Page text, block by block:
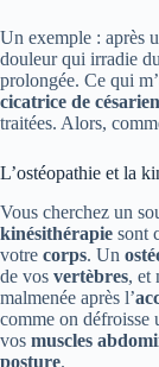
Un exemple : après
douleur qui irradie
prolongée. Ce qui
cicatrice de
traitées. Alors,
L’ostéopathie et la
Vous cherchez un
kinésithérapie sont
votre corps. Un
de vos vertèbres, et
malmenée après l’
comme on défroisse
vos muscles
posture.